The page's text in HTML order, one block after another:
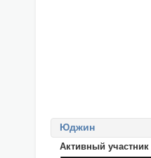
Юджин
Активный участник